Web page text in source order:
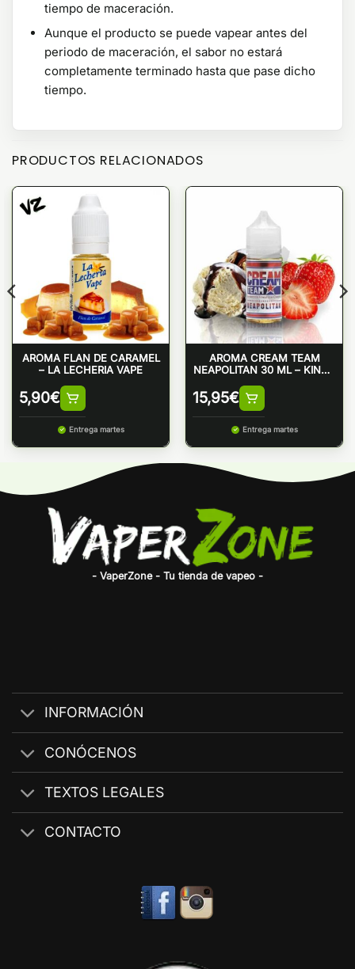
tiempo de maceración.
Aunque el producto se puede vapear antes del
periodo de maceración, el sabor no estará
completamente terminado hasta que pase dicho
tiempo.
PRODUCTOS RELACIONADOS
AROMA FLAN DE CARAMEL
– LA LECHERIA VAPE
5,90€
Entrega martes
AROMA CREAM TEAM
NEAPOLITAN 30 ML – KINGS
15,95€
Entrega martes
- VaperZone - Tu tienda de vapeo -
INFORMACIÓN
CONÓCENOS
TEXTOS LEGALES
CONTACTO